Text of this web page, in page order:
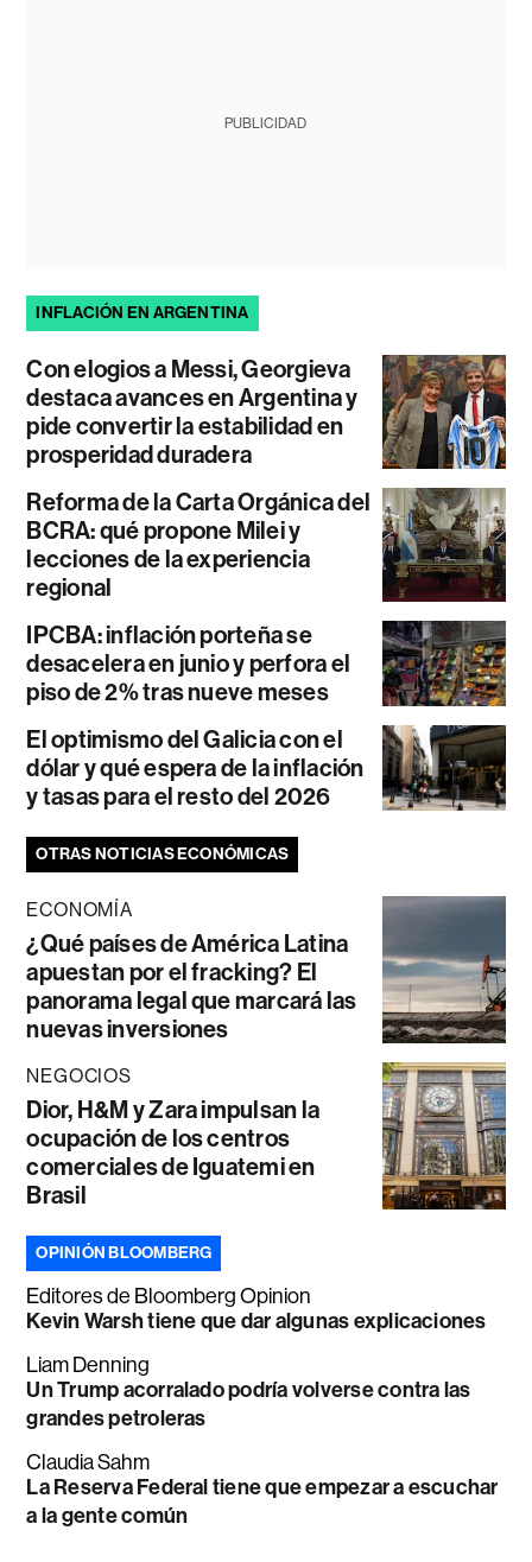
PUBLICIDAD
INFLACIÓN EN ARGENTINA
Con elogios a Messi, Georgieva
destaca avances en Argentina y
pide convertir la estabilidad en
prosperidad duradera
Reforma de la Carta Orgánica del
BCRA: qué propone Milei y
lecciones de la experiencia
regional
IPCBA: inflación porteña se
desacelera en junio y perfora el
piso de 2% tras nueve meses
El optimismo del Galicia con el
dólar y qué espera de la inflación
y tasas para el resto del 2026
OTRAS NOTICIAS ECONÓMICAS
ECONOMÍA
¿Qué países de América Latina
apuestan por el fracking? El
panorama legal que marcará las
nuevas inversiones
NEGOCIOS
Dior, H&M y Zara impulsan la
ocupación de los centros
comerciales de Iguatemi en
Brasil
OPINIÓN BLOOMBERG
Editores de Bloomberg Opinion
Kevin Warsh tiene que dar algunas explicaciones
Liam Denning
Un Trump acorralado podría volverse contra las
grandes petroleras
Claudia Sahm
La Reserva Federal tiene que empezar a escuchar
a la gente común